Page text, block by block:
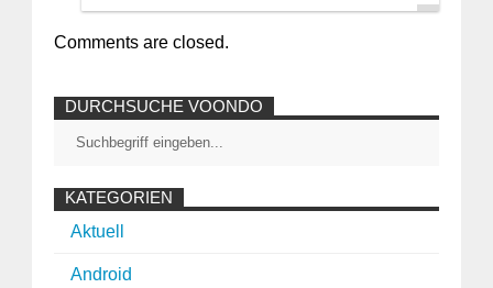
Comments are closed.
DURCHSUCHE VOONDO
KATEGORIEN
Aktuell
Android